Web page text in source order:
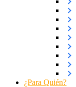
¿Para Quién?